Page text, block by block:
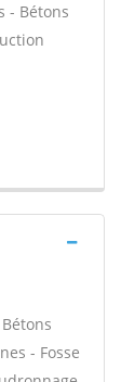
- Bétons
- Fosse